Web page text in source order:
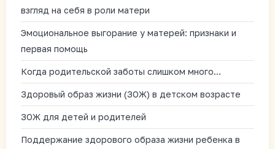
взгляд на себя в роли матери
Эмоциональное выгорание у матерей: признаки и
первая помощь
Когда родительской заботы слишком много…
Здоровый образ жизни (ЗОЖ) в детском возрасте
ЗОЖ для детей и родителей
Поддержание здорового образа жизни ребенка в